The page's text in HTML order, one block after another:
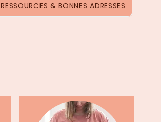
RESSOURCES & BONNES ADRESSES